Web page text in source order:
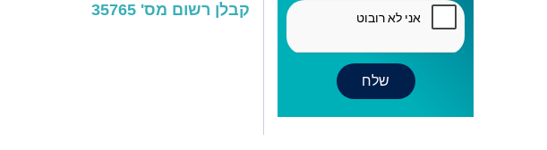
קבלן רשום מס' 35765